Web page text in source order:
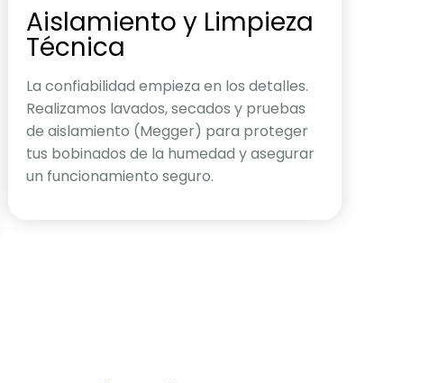
Aislamiento y Limpieza
Técnica
La confiabilidad empieza en los detalles.
Realizamos lavados, secados y pruebas
de aislamiento (Megger) para proteger
tus bobinados de la humedad y asegurar
un funcionamiento seguro.